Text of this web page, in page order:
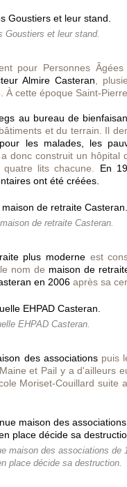
Goustiers et leur stand.
pour Personnes
Almire Casteran ,
À cette époque Saint-
au bureau de
et du terrain. Il
les malades, les
donc construit un hôpital
lits chacune. En
ont été créées.
de retraite Casteran.
plus moderne est
nom de maison de
en 2006 après sa
EHPAD Casteran.
des associationspuis
et Pail y a d'ailleurs
Moriset-Couillard suite
maison des associations de
place décide sa destruction.